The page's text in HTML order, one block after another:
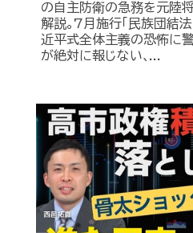
の自主防衛の急務を元陸
解説｡7月施行｢民族団結
近平式全体主義の恐怖に
が絶対に報じない､...